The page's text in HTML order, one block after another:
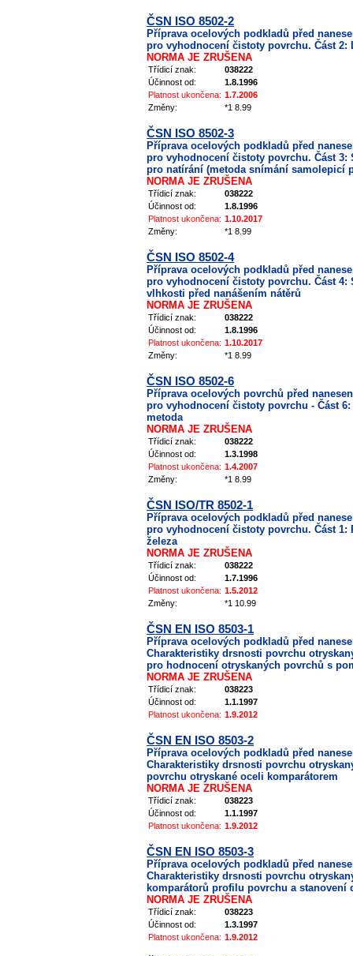
ČSN ISO 8502-2
Příprava ocelových podkladů před
pro vyhodnocení čistoty povrchu. Část
NORMA JE ZRUŠENA
Třídicí znak:
038222
Účinnost od:
1.8.1996
Platnost ukončena: 1.7.2006
Změny:
*1 8.99
ČSN ISO 8502-3
Příprava ocelových podkladů před
pro vyhodnocení čistoty povrchu. Část
pro natírání (metoda snímání samolepicí
NORMA JE ZRUŠENA
Třídicí znak:
038222
Účinnost od:
1.8.1996
Platnost ukončena: 1.10.2017
Změny:
*1 8.99
ČSN ISO 8502-4
Příprava ocelových podkladů před
pro vyhodnocení čistoty povrchu. Část
vlhkosti před nanášením nátěrů
NORMA JE ZRUŠENA
Třídicí znak:
038222
Účinnost od:
1.8.1996
Platnost ukončena: 1.10.2017
Změny:
*1 8.99
ČSN ISO 8502-6
Příprava ocelových povrchů před
pro vyhodnocení čistoty povrchu - Část
metoda
NORMA JE ZRUŠENA
Třídicí znak:
038222
Účinnost od:
1.3.1998
Platnost ukončena: 1.4.2007
Změny:
*1 8.99
ČSN ISO/TR 8502-1
Příprava ocelových podkladů před
pro vyhodnocení čistoty povrchu. Část
železa
NORMA JE ZRUŠENA
Třídicí znak:
038222
Účinnost od:
1.7.1996
Platnost ukončena: 1.5.2012
Změny:
*1 10.99
ČSN EN ISO 8503-1
Příprava ocelových podkladů před
Charakteristiky drsnosti povrchu
pro hodnocení otryskaných povrchů s
NORMA JE ZRUŠENA
Třídicí znak:
038223
Účinnost od:
1.1.1997
Platnost ukončena: 1.9.2012
ČSN EN ISO 8503-2
Příprava ocelových podkladů před
Charakteristiky drsnosti povrchu
povrchu otryskané oceli komparátorem
NORMA JE ZRUŠENA
Třídicí znak:
038223
Účinnost od:
1.1.1997
Platnost ukončena: 1.9.2012
ČSN EN ISO 8503-3
Příprava ocelových podkladů před
Charakteristiky drsnosti povrchu
komparátorů profilu povrchu a
NORMA JE ZRUŠENA
Třídicí znak:
038223
Účinnost od:
1.3.1997
Platnost ukončena: 1.9.2012